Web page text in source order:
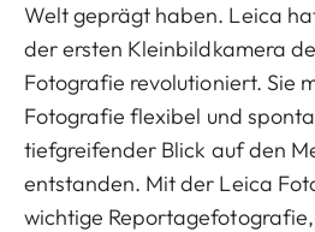
Welt geprägt haben. Leica
der ersten Kleinbildkamera
Fotografie revolutioniert. Sie
Fotografie flexibel und
tiefgreifender Blick auf den
entstanden. Mit der Leica
wichtige